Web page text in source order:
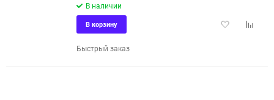
В наличии
Добавить
В корзину
Быстрый заказ